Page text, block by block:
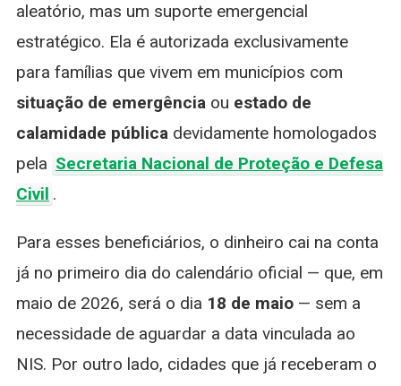
aleatório, mas um suporte emergencial
estratégico. Ela é autorizada exclusivamente
para famílias que vivem em municípios com
situação de emergênciaou estado de
calamidade públicadevidamente homologados
pela Secretaria Nacional de Proteção e Defesa
Civil .
Para esses beneficiários, o dinheiro cai na conta
já no primeiro dia do calendário oficial — que, em
maio de 2026, será o dia 18 de maio— sem a
necessidade de aguardar a data vinculada ao
NIS. Por outro lado, cidades que já receberam o